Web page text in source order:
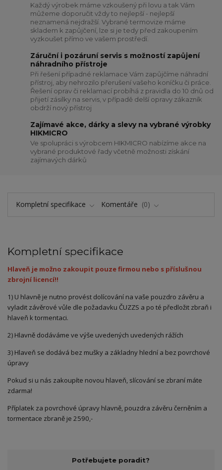
Každý výrobek máme vzkoušený při lovu a tak Vám
můžeme doporučit vždy to nejlepší - nejlepší
neznamená nejdražší. Vybrané termovize máme
skladem k zapůjčení, lze si je tedy před zakoupením
vyzkoušet přímo ve vašem prostředí.
Záruční i pozáruní servis s možností zapůjení
náhradního přístroje
Při řešení případné reklamace Vám zapůjčíme náhradní
přístroj, aby nehrozilo přerušení vašeho koníčku či práce.
Řešení oprav či reklamací probíhá z pravidla do 10 dnů od
přijetí zásilky na servis, v případě delší opravy zákazník
obdrží nový přístroj
Zajímavé akce, dárky a slevy na vybrané výrobky
HIKMICRO
Ve spolupráci s výrobcem HIKMICRO nabízíme akce na
vybrané produktové řady včetně možnosti získání
zajímavých dárků
Kompletní specifikace Komentáře 0
Kompletní specifikace
Hlaveň je možno zakoupit pouze firmou nebo s příslušnou
zbrojní licencí!!
1) U hlavně je nutno provést dolícování na vaše pouzdro závěru a
vyladit závěrové vůle dle požadavku ČUZZS a po té předložit zbraň i
hlaveň k tormentaci.
2) Hlavně dodáváme ve výše uvedených uvedených rážích
3) Hlaveň se dodává bez mušky a základny hlední a bez povrchové
úpravy
Pokud si u nás zakoupíte novou hlaveň, slícování se zbraní máte
zdarma!
Příplatek za povrchové úpravy hlavně, pouzdra závěru černěním a
tormentace zbraně je 2590,-
Potřebujete poradit?